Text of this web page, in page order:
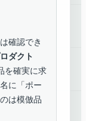
確認でき
ダクト
を確実に求
に「ポー
は模倣品